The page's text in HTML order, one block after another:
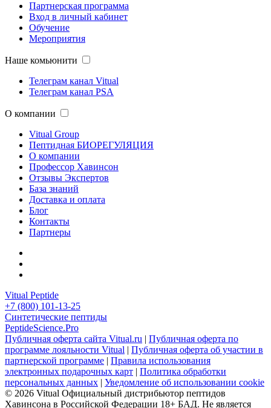
Партнерская программа
Вход в личный кабинет
Обучение
Мероприятия
Наше комьюнити
Телеграм канал Vitual
Телеграм канал PSA
О компании
Vitual Group
Пептидная БИОРЕГУЛЯЦИЯ
О компании
Профессор Хавинсон
Отзывы Экспертов
База знаний
Доставка и оплата
Блог
Контакты
Партнеры
Vitual Peptide
+7 (800) 101-13-25
Синтетические пептиды
PeptideScience.Pro
Публичная оферта сайта Vitual.ru | Публичная оферта по
программе лояльности Vitual | Публичная оферта об участии в
партнерской программе | Правила использования
электронных подарочных карт | Политика обработки
персональных данных | Уведомление об использовании cookie
© 2026 Vitual Официальный дистрибьютор пептидов
Хавинсона в Российской Федерации 18+ БАД. Не является